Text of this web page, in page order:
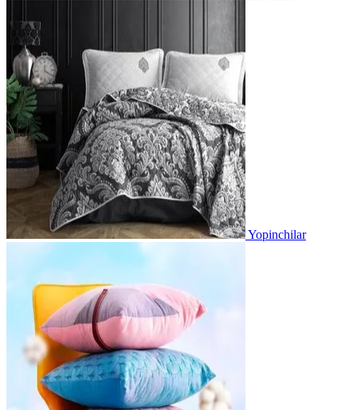
Yopinchilar